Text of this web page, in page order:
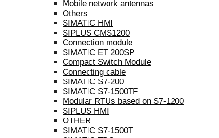
Mobile network antennas
Others
SIMATIC HMI
SIPLUS CMS1200
Connection module
SIMATIC ET 200SP
Compact Switch Module
Connecting cable
SIMATIC S7-200
SIMATIC S7-1500TF
Modular RTUs based on S7-1200
SIPLUS HMI
OTHER
SIMATIC S7-1500T